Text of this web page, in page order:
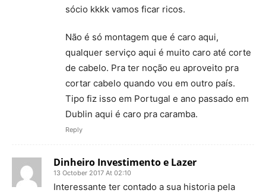
sócio kkkk vamos ficar ricos.
Não é só montagem que é caro aqui,
qualquer serviço aqui é muito caro até corte
de cabelo. Pra ter noção eu aproveito pra
cortar cabelo quando vou em outro país.
Tipo fiz isso em Portugal e ano passado em
Dublin aqui é caro pra caramba.
Reply
Dinheiro Investimento e Lazer
13 October 2017 At 02:10
Interessante ter contado a sua historia pela